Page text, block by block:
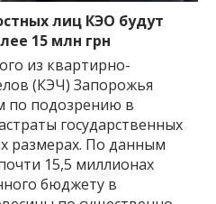
лиц КЭО будут
15 млн грн
из квартирно-
(КЭЧ) Запорожья
по подозрению в
государственных
размерах. По данным
15,5 миллионах
бюджету в